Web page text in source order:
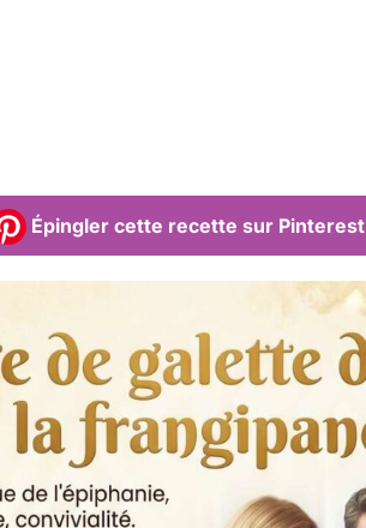
Épingler cette recette sur Pinterest